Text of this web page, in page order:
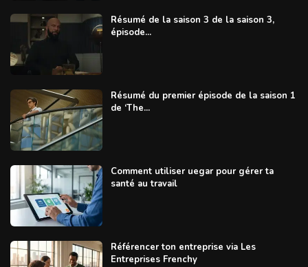
Résumé de la saison 3 de la saison 3,
épisode...
Résumé du premier épisode de la saison 1
de ‘The...
Comment utiliser uegar pour gérer ta
santé au travail
Référencer ton entreprise via Les
Entreprises Frenchy